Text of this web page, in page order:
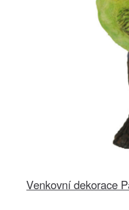
Venkovní dekorace